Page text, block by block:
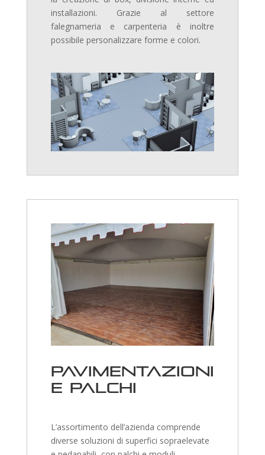
installazioni. Grazie al settore
falegnameria e carpenteria è inoltre
possibile personalizzare forme e colori.
Pavimentazioni
e palchi
L’assortimento dell’azienda comprende
diverse soluzioni di superfici sopraelevate